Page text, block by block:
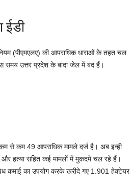
ईडी
(पीएमएलए) की आपराधिक धाराओं के तहत चल
समय उत्तर प्रदेश के बांदा जेल में बंद हैं।
से कम 49 आपराधिक मामले दर्ज है। अब इन्ही
हत्या सहित कई मामलों में मुकदमे चल रहे हैं।
कमाई का उपयोग करके खरीदे गए 1.901 हेक्टेयर